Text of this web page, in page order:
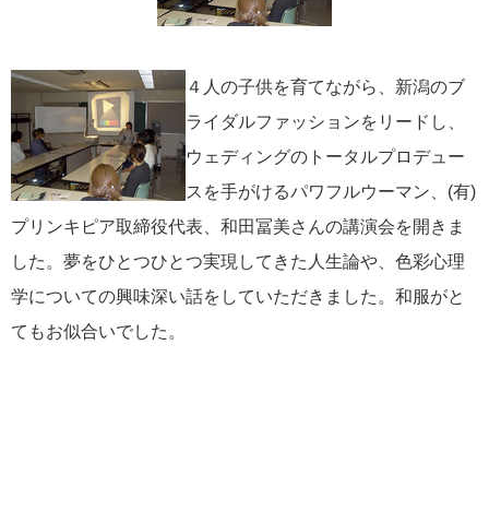
４人の子供を育てながら、新潟のブ
ライダルファッションをリードし、
ウェディングのトータルプロデュー
スを手がけるパワフルウーマン、(有)
プリンキピア取締役代表、和田冨美さんの講演会を開きま
した。夢をひとつひとつ実現してきた人生論や、色彩心理
学についての興味深い話をしていただきました。和服がと
てもお似合いでした。